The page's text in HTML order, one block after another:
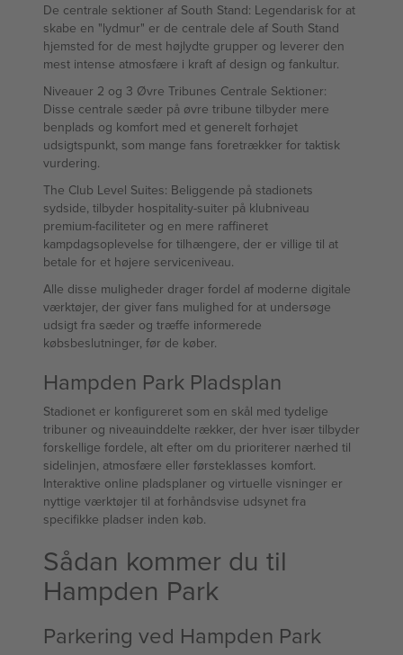
De centrale sektioner af South Stand: Legendarisk for at
skabe en "lydmur" er de centrale dele af South Stand
hjemsted for de mest højlydte grupper og leverer den
mest intense atmosfære i kraft af design og fankultur.
Niveauer 2 og 3 Øvre Tribunes Centrale Sektioner:
Disse centrale sæder på øvre tribune tilbyder mere
benplads og komfort med et generelt forhøjet
udsigtspunkt, som mange fans foretrækker for taktisk
vurdering.
The Club Level Suites: Beliggende på stadionets
sydside, tilbyder hospitality-suiter på klubniveau
premium-faciliteter og en mere raffineret
kampdagsoplevelse for tilhængere, der er villige til at
betale for et højere serviceniveau.
Alle disse muligheder drager fordel af moderne digitale
værktøjer, der giver fans mulighed for at undersøge
udsigt fra sæder og træffe informerede
købsbeslutninger, før de køber.
Hampden Park Pladsplan
Stadionet er konfigureret som en skål med tydelige
tribuner og niveauinddelte rækker, der hver især tilbyder
forskellige fordele, alt efter om du prioriterer nærhed til
sidelinjen, atmosfære eller førsteklasses komfort.
Interaktive online pladsplaner og virtuelle visninger er
nyttige værktøjer til at forhåndsvise udsynet fra
specifikke pladser inden køb.
Sådan kommer du til
Hampden Park
Parkering ved Hampden Park